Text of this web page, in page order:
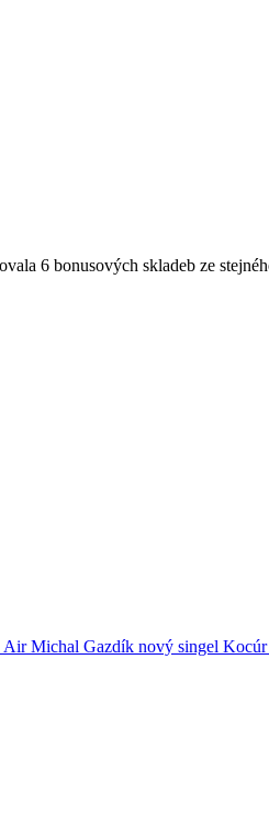
6 bonusových skladeb ze
Air Michal Gazdík nový singel Kocúr